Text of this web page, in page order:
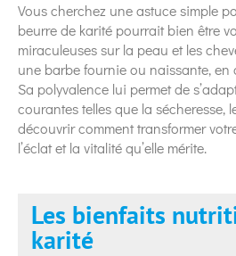
Vous cherchez une astuce simple
beurre de karité pourrait bien être
miraculeuses sur la peau et les
une barbe fournie ou naissante, en
Sa polyvalence lui permet de
courantes telles que la sécheresse,
découvrir comment transformer
l’éclat et la vitalité qu’elle mérite.
Les bienfaits
karité